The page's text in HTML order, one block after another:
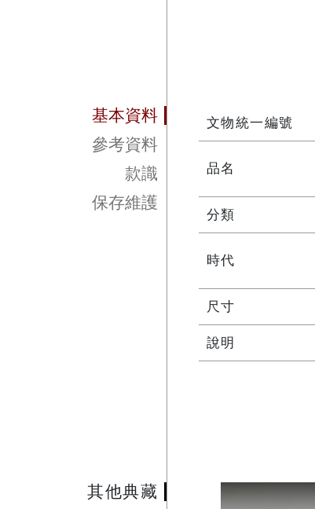
基本資料
參考資料
款識
保存維護
文物統一編號
品名
分類
時代
尺寸
說明
其他典藏